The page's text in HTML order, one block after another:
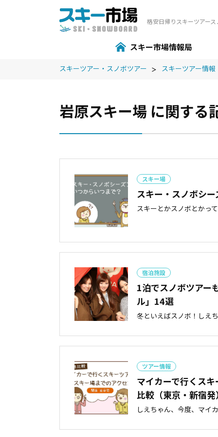
格安⽇帰りスキーツアー
スキー市場情報局
スキーツアー・スノボツアー スキーツアー情
岩原スキー場 に関する
スキー場
スキー・スノボシ
スキーとかスノボとかっ
宿泊施設
1泊でスノボツアー
ル」14選
冬といえばスノボ！しえ
ツアー情報
マイカーで行くス
比較（東京・新宿発
しえちゃん、今度、マイ